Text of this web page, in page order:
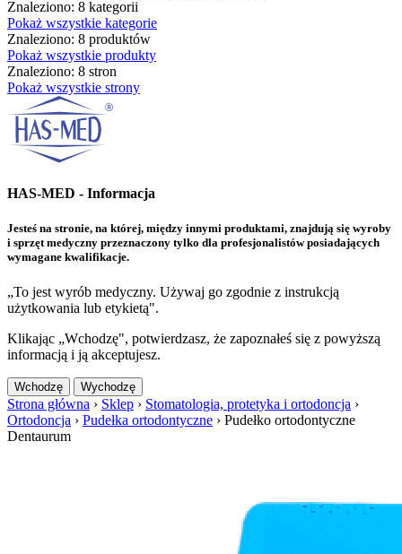
Znaleziono: 8 kategorii
Pokaż wszystkie kategorie
Znaleziono: 8 produktów
Pokaż wszystkie produkty
Znaleziono: 8 stron
Pokaż wszystkie strony
HAS-MED - Informacja
Jesteś na stronie, na której, między innymi produktami, znajdują się wyroby
i sprzęt medyczny przeznaczony tylko dla profesjonalistów posiadających
wymagane kwalifikacje.
„To jest wyrób medyczny. Używaj go zgodnie z instrukcją
użytkowania lub etykietą".
Klikając „Wchodzę", potwierdzasz, że zapoznałeś się z powyższą
informacją i ją akceptujesz.
Wchodzę Wychodzę
Strona główna › Sklep › Stomatologia, protetyka i ortodoncja ›
Ortodoncja › Pudełka ortodontyczne › Pudełko ortodontyczne
Dentaurum